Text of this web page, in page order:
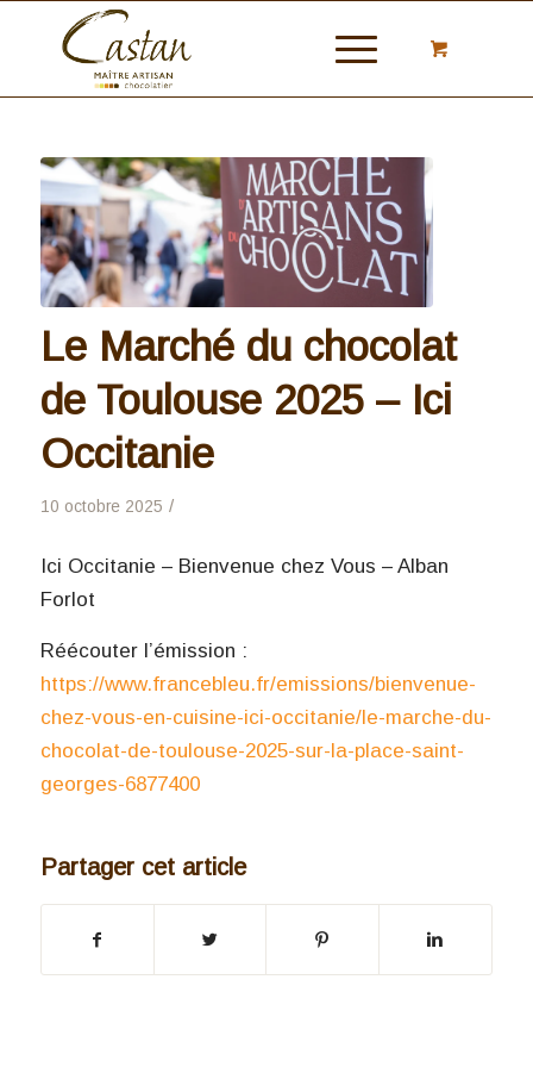
Le Marché du chocolat
de Toulouse 2025 – Ici
Occitanie
10 octobre 2025 /
Ici Occitanie – Bienvenue chez Vous – Alban
Forlot
Réécouter l’émission :
https://www.francebleu.fr/emissions/bienvenue-
chez-vous-en-cuisine-ici-occitanie/le-marche-du-
chocolat-de-toulouse-2025-sur-la-place-saint-
georges-6877400
Partager cet article